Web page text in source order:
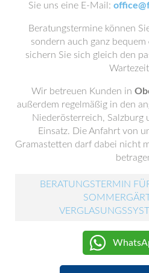
Sie uns eine E-Mail:
Beratungstermine können
sondern auch ganz bequem
sichern Sie sich gleich den
Wir betreuen Kunden in
außerdem regelmäßig in den
Niederösterreich, Salzburg
Einsatz. Die Anfahrt von
Gramastetten darf dabei nicht
BERATUNGSTERMIN